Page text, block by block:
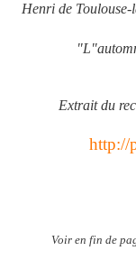
Henri de
Extrait du
http://
Voir en fin de